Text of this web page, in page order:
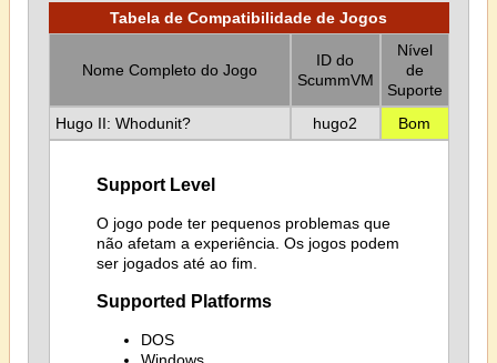
Tabela de Compatibilidade de Jogos
Nome Completo do Jogo
ID do
ScummVM
Nível
de
Suporte
Hugo II: Whodunit?
hugo2 Bom
Support Level
O jogo pode ter pequenos problemas que
não afetam a experiência. Os jogos podem
ser jogados até ao fim.
Supported Platforms
DOS
Windows